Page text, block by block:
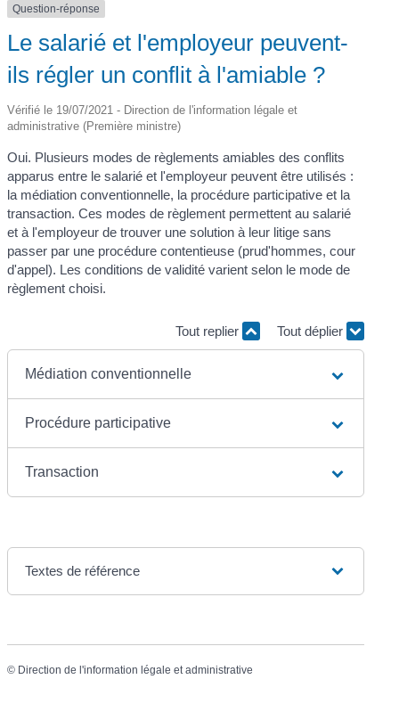
Question-réponse
Le salarié et l'employeur peuvent-
ils régler un conflit à l'amiable ?
Vérifié le 19/07/2021 - Direction de l'information légale et
administrative (Première ministre)
Oui. Plusieurs modes de règlements amiables des conflits
apparus entre le salarié et l'employeur peuvent être utilisés :
la médiation conventionnelle, la procédure participative et la
transaction. Ces modes de règlement permettent au salarié
et à l'employeur de trouver une solution à leur litige sans
passer par une procédure contentieuse (prud'hommes, cour
d'appel). Les conditions de validité varient selon le mode de
règlement choisi.
Tout replier Tout déplier
Médiation conventionnelle
Procédure participative
Transaction
Textes de référence
© Direction de l'information légale et administrative